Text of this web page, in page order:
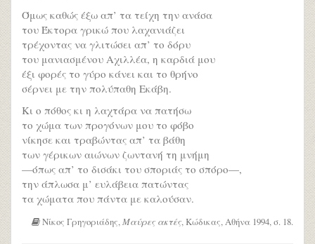
Όμως καθώς έξω απ’ τα τείχη την ανάσα
του Έκτορα γρικώ που λαχανιάζει
τρέχοντας να γλιτώσει απ’ το δόρυ
του μανιασμένου Αχιλλέα, η καρδιά μου
έξι φορές το γύρο κάνει και το θρήνο
σέρνει με την πολύπαθη Εκάβη.
Κι ο πόθος κι η λαχτάρα να πατήσω
το χώμα των προγόνων μου το φόβο
νίκησε και τραβώντας απ’ τα βάθη
των γέρικων αιώνων ζωντανή τη μνήμη
—όπως απ’ το δισάκι του σποριάς το σπόρο—,
την άπλωσα μ’ ευλάβεια πατώντας
τα χώματα που πάντα με καλούσαν.
Νίκος Γρηγοριάδης, Μαύρες ακτές, Κώδικας, Αθήνα 1994, σ. 18.